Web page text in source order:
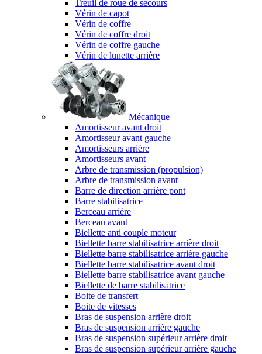
Treuil de roue de secours
Vérin de capot
Vérin de coffre
Vérin de coffre droit
Vérin de coffre gauche
Vérin de lunette arrière
Mécanique
Amortisseur avant droit
Amortisseur avant gauche
Amortisseurs arrière
Amortisseurs avant
Arbre de transmission (propulsion)
Arbre de transmission avant
Barre de direction arrière pont
Barre stabilisatrice
Berceau arrière
Berceau avant
Biellette anti couple moteur
Biellette barre stabilisatrice arrière droit
Biellette barre stabilisatrice arrière gauche
Biellette barre stabilisatrice avant droit
Biellette barre stabilisatrice avant gauche
Biellette de barre stabilisatrice
Boite de transfert
Boite de vitesses
Bras de suspension arrière droit
Bras de suspension arrière gauche
Bras de suspension supérieur arrière droit
Bras de suspension supérieur arrière gauche